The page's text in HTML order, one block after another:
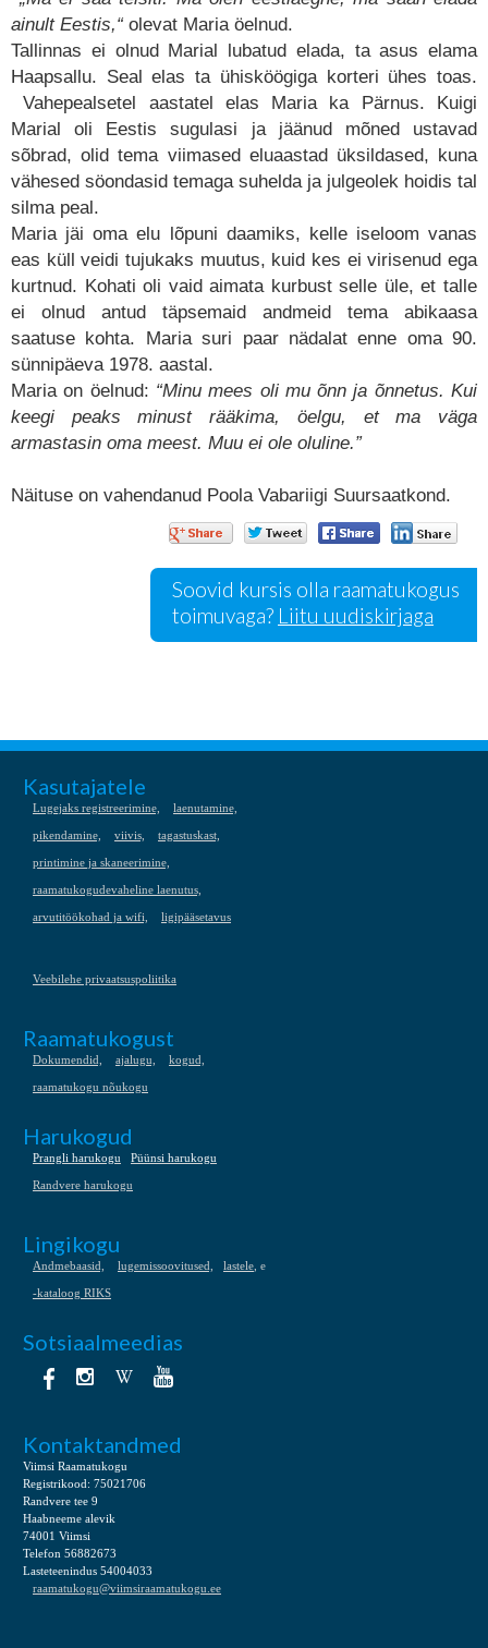
ainult Eestis,“ olevat Maria öelnud.
Tallinnas ei olnud Marial lubatud elada, ta asus elama
Haapsallu. Seal elas ta ühisköögiga korteri ühes toas.
Vahepealsetel aastatel elas Maria ka Pärnus. Kuigi
Marial oli Eestis sugulasi ja jäänud mõned ustavad
sõbrad, olid tema viimased eluaastad üksildased, kuna
vähesed söondasid temaga suhelda ja julgeolek hoidis tal
silma peal.
Maria jäi oma elu lõpuni daamiks, kelle iseloom vanas
eas küll veidi tujukaks muutus, kuid kes ei virisenud ega
kurtnud. Kohati oli vaid aimata kurbust selle üle, et talle
ei olnud antud täpsemaid andmeid tema abikaasa
saatuse kohta. Maria suri paar nädalat enne oma 90.
sünnipäeva 1978. aastal.
Maria on öelnud: “Minu mees oli mu õnn ja õnnetus. Kui
keegi peaks minust rääkima, öelgu, et ma väga
armastasin oma meest. Muu ei ole oluline.”
Näituse on vahendanud Poola Vabariigi Suursaatkond.
Soovid kursis olla raamatukogus
toimuvaga? Liitu uudiskirjaga
Kasutajatele
Lugejaks registreerimine, laenutamine,
pikendamine, viivis, tagastuskast,
printimine ja skaneerimine,
raamatukogudevaheline laenutus,
arvutitöökohad ja wifi, ligipääsetavus
Veebilehe privaatsuspoliitika
Raamatukogust
Dokumendid, ajalugu, kogud,
raamatukogu nõukogu
Harukogud
Prangli harukogu Püünsi harukogu
Randvere harukogu
Lingikogu
Andmebaasid, lugemissoovitused, lastele , e
-kataloog RIKS
Sotsiaalmeedias
Kontaktandmed
Viimsi Raamatukogu
Registrikood: 75021706
Randvere tee 9
Haabneeme alevik
74001 Viimsi
Telefon 56882673
Lasteteenindus 54004033
raamatukogu@viimsiraamatukogu.ee